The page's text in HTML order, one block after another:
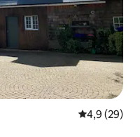
5 üzerinden
4,9 (29)